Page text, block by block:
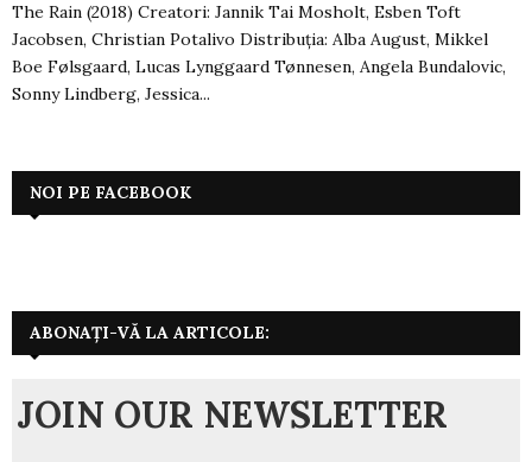
The Rain (2018) Creatori: Jannik Tai Mosholt, Esben Toft
Jacobsen, Christian Potalivo Distribuția: Alba August, Mikkel
Boe Følsgaard, Lucas Lynggaard Tønnesen, Angela Bundalovic,
Sonny Lindberg, Jessica...
NOI PE FACEBOOK
ABONAȚI-VĂ LA ARTICOLE:
JOIN OUR NEWSLETTER